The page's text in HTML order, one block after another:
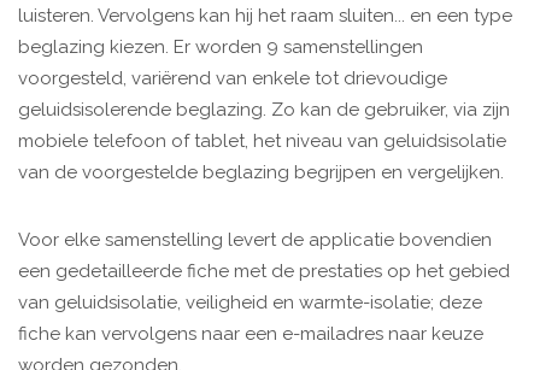
luisteren. Vervolgens kan hij het raam sluiten... en een type
beglazing kiezen. Er worden 9 samenstellingen
voorgesteld, variërend van enkele tot drievoudige
geluidsisolerende beglazing. Zo kan de gebruiker, via zijn
mobiele telefoon of tablet, het niveau van geluidsisolatie
van de voorgestelde beglazing begrijpen en vergelijken.
Voor elke samenstelling levert de applicatie bovendien
een gedetailleerde fiche met de prestaties op het gebied
van geluidsisolatie, veiligheid en warmte-isolatie; deze
fiche kan vervolgens naar een e-mailadres naar keuze
worden gezonden.